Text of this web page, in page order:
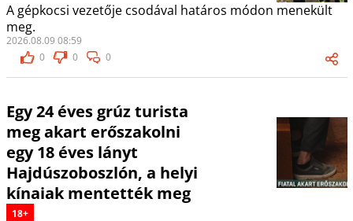
A gépkocsi vezetője csodával határos módon menekült
meg.
2026.08.09 08:59
0
0 0
Egy 24 éves grúz turista
meg akart erőszakolni
egy 18 éves lányt
Hajdúszoboszlón, a helyi
kínaiak mentették meg
18+